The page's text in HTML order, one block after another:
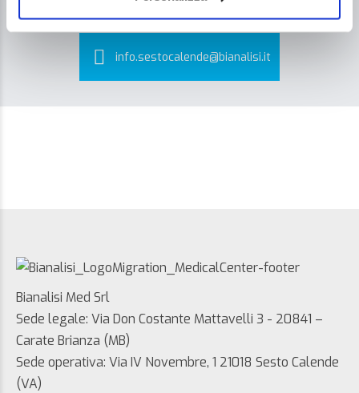
info.sestocalende@bianalisi.it
Bianalisi Med Srl
Sede legale: Via Don Costante Mattavelli 3 - 20841 –
Carate Brianza (MB)
Sede operativa: Via IV Novembre, 1 21018 Sesto Calende
(VA)